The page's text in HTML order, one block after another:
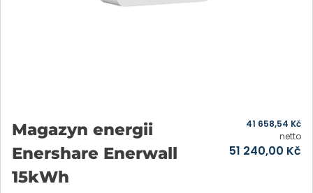
Magazyn energii
Enershare Enerwall
15kWh
51 240,00 Kč
41 658,54 Kč
netto